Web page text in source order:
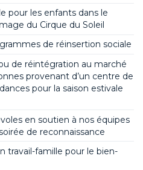
pour les enfants dans le
du Cirque du Soleil
de réinsertion sociale
de réintégration au marché
provenant d’un centre de
pour la saison estivale
en soutien à nos équipes
de reconnaissance
travail-famille pour le bien-